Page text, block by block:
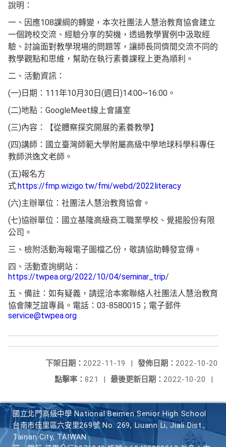
說明：
一、因應108課綱的轉變，本次社團法人慧治教育協會建立
一個跨校交流、經驗分享的契機，透過教學實例中汲取經
驗、討論面對教學現場的問題等，讓師長同儕間交流不同的
教學觀點和思維，幫助在執行素養課程上更為順利。
二、活動資訊：
(一)日期：111年10月30日(週日)14:00~16:00。
(二)地點：GoogleMeet線上會議室
(三)內容：【從體察探究開展的素養教學】
(四)講師：國立臺灣師範大學附屬高級中學地球科學科專任
教師洪逸文老師。
(五)報名方
式:https://fmp.wizigo.tw/fmi/webd/2022literacy
(六)主辦單位：社團法人慧治教育協會。
(七)協辦單位：國立基隆高級商工職業學校、覺揚股份有限
公司。
三、檢附活動海報電子圖檔乙份，敬請協助轉發宣傳。
四、活動查詢網站：
https://twpea.org/2022/10/04/seminar_trip/
五、備註：如有疑義，請逕洽本案聯絡人社團法人慧治教育
協會陳芝誼專員。電話：03-8580015；電子郵件
service@twpea.org
發佈日期： 2022-10-20
下架日期： 2022-11-19
|
最後更新日期： 2022-10-20 |
點擊率： 821 |
國立北門高級中學 National Beimen Senior High School
台南市佳里區六安里269號 No. 269, Liuann Li, Jiali Dist.,
Tainan City, TAIWAN